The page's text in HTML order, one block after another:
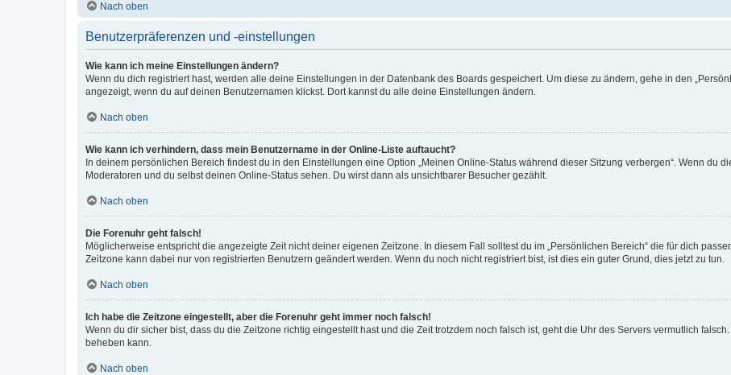
Nach oben
Benutzerpräferenzen und -einstellungen
Wie kann ich meine Einstellungen ändern?
Wenn du dich registriert hast, werden alle deine Einstellungen in der Datenbank des Boards gespeichert. Um diese zu ändern, gehe in den
angezeigt, wenn du auf deinen Benutzernamen klickst. Dort kannst du alle deine Einstellungen ändern.
Nach oben
Wie kann ich verhindern, dass mein Benutzername in der Online-Liste auftaucht?
In deinem persönlichen Bereich findest du in den Einstellungen eine Option „Meinen Online-Status während dieser Sitzung verbergen“. Wenn du
Moderatoren und du selbst deinen Online-Status sehen. Du wirst dann als unsichtbarer Besucher gezählt.
Nach oben
Die Forenuhr geht falsch!
Möglicherweise entspricht die angezeigte Zeit nicht deiner eigenen Zeitzone. In diesem Fall solltest du im „Persönlichen Bereich“ die für dich
Zeitzone kann dabei nur von registrierten Benutzern geändert werden. Wenn du noch nicht registriert bist, ist dies ein guter Grund, dies jetzt zu tun.
Nach oben
Ich habe die Zeitzone eingestellt, aber die Forenuhr geht immer noch falsch!
Wenn du dir sicher bist, dass du die Zeitzone richtig eingestellt hast und die Zeit trotzdem noch falsch ist, geht die Uhr des Servers vermutlich
beheben kann.
Nach oben